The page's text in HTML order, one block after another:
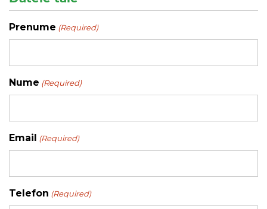
Prenume (Required)
Nume (Required)
Email (Required)
Telefon (Required)